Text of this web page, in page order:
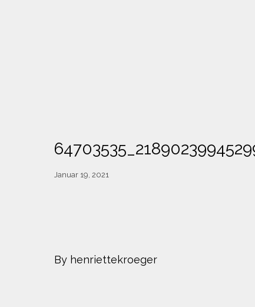
Januar 19, 2021
By henriettekroeger